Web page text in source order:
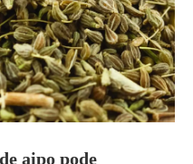
aipo pode